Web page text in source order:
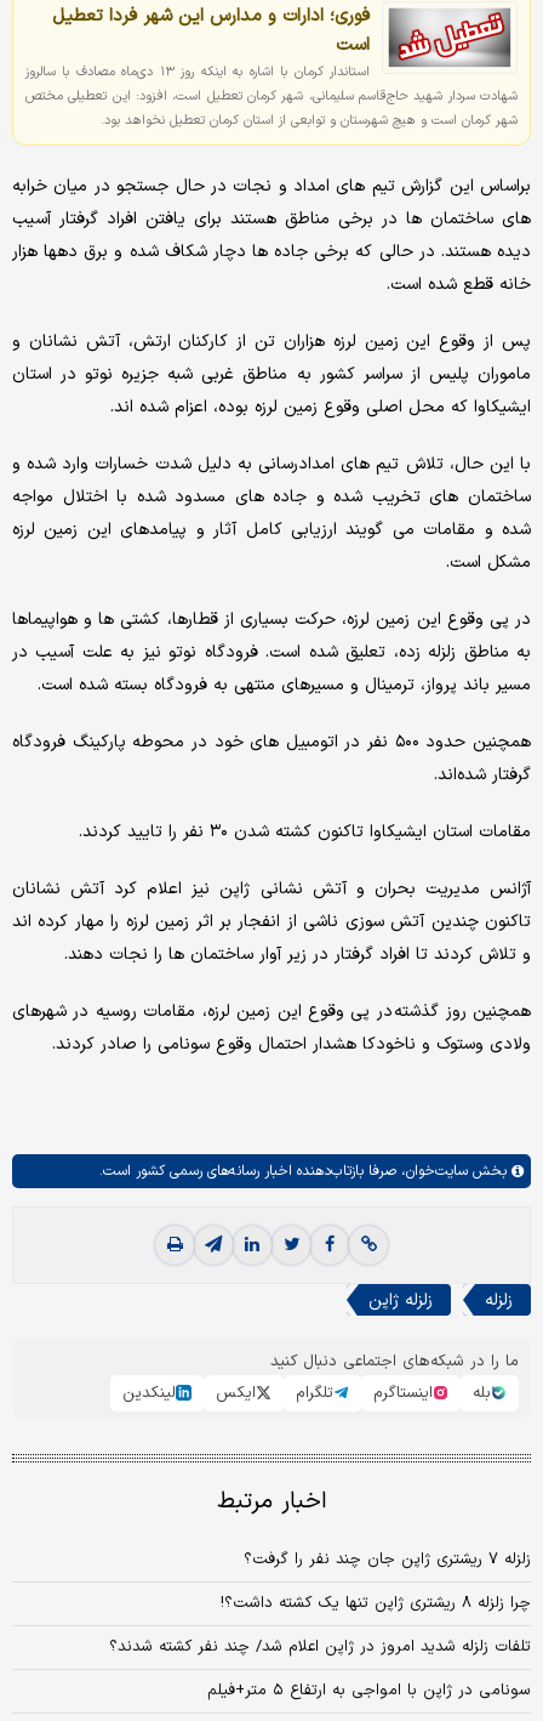
فوری؛ ادارات و مدارس این شهر فردا تعطیل
است
استاندار کرمان با اشاره به اینکه روز ۱۳ دی‌ماه مصادف با سالروز
شهادت سردار شهید حاج‌قاسم سلیمانی، شهر کرمان تعطیل است، افزود: این تعطیلی مختص
شهر کرمان است و هیچ شهرستان و توابعی از استان کرمان تعطیل نخواهد بود.
براساس این گزارش تیم های امداد و نجات در حال جستجو در میان خرابه
های ساختمان ها در برخی مناطق هستند برای یافتن افراد گرفتار آسیب
دیده هستند. در حالی که برخی جاده ها دچار شکاف شده و برق دهها هزار
خانه قطع شده است.
پس از وقوع این زمین لرزه هزاران تن از کارکنان ارتش، آتش نشانان و
ماموران پلیس از سراسر کشور به مناطق غربی شبه جزیره نوتو در استان
ایشیکاوا که محل اصلی وقوع زمین لرزه بوده، اعزام شده اند.
با این حال، تلاش تیم های امدادرسانی به دلیل شدت خسارات وارد شده و
ساختمان های تخریب شده و جاده های مسدود شده با اختلال مواجه
شده و مقامات می گویند ارزیابی کامل آثار و پیامدهای این زمین لرزه
مشکل است.
در پی وقوع این زمین لرزه، حرکت بسیاری از قطارها، کشتی ها و هواپیماها
به مناطق زلزله زده، تعلیق شده است. فرودگاه نوتو نیز به علت آسیب در
مسیر باند پرواز، ترمینال و مسیرهای منتهی به فرودگاه بسته شده است.
همچنین حدود ۵۰۰ نفر در اتومبیل های خود در محوطه پارکینگ فرودگاه
گرفتار شده‌اند.
مقامات استان ایشیکاوا تاکنون کشته شدن ۳۰ نفر را تایید کردند.
آژانس مدیریت بحران و آتش نشانی ژاپن نیز اعلام کرد آتش نشانان
تاکنون چندین آتش سوزی ناشی از انفجار بر اثر زمین لرزه را مهار کرده اند
و تلاش کردند تا افراد گرفتار در زیر آوار ساختمان ها را نجات دهند.
همچنین روز گذشته در پی وقوع این زمین لرزه، مقامات روسیه در شهرهای
ولادی وستوک و ناخودکا هشدار احتمال وقوع سونامی را صادر کردند.
بخش سایت‌خوان، صرفا بازتاب‌دهنده اخبار رسانه‌های رسمی کشور است.
زلزله زلزله ژاپن
ما را در شبکه‌های اجتماعی دنبال کنید
بله
اینستاگرم تلگرام ایکس لینکدین
اخبار مرتبط
زلزله ۷ ریشتری ژاپن جان چند نفر را گرفت؟
چرا زلزله ۸ ریشتری ژاپن تنها یک کشته داشت؟!
تلفات زلزله شدید امروز در ژاپن اعلام شد/ چند نفر کشته شدند؟
سونامی در ژاپن با امواجی به ارتفاع ۵ متر+فیلم